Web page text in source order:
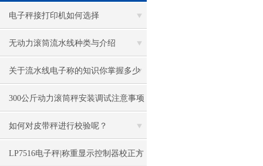
电子秤接打印机如何选择
无动力滚筒流水线种类与介绍
关于流水线电子称的知识你掌握多少
300公斤动力滚筒秤安装调试注意事项
如何对皮带秤进行校验呢？
LP7516电子秤|称重显示控制器校正方